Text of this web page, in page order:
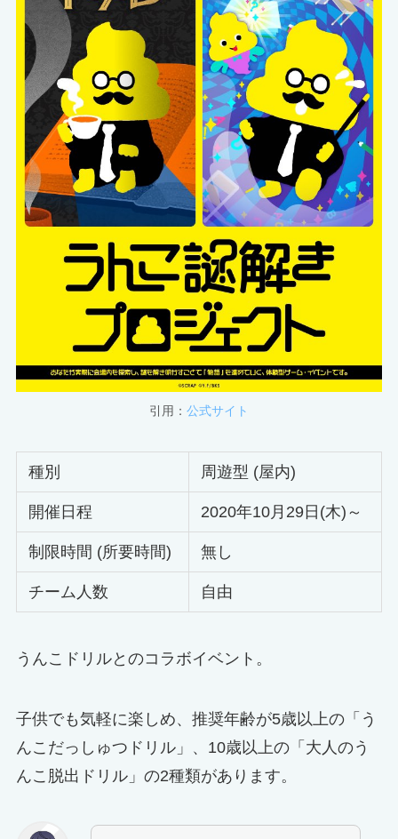
引用： 公式サイト
種別 周遊型 (屋内)
開催日程 2020年10月29日(木)～
制限時間 (所要時間) 無し
チーム人数 自由
うんこドリルとのコラボイベント。
子供でも気軽に楽しめ、推奨年齢が5歳以上の「う
んこだっしゅつドリル」、10歳以上の「大人のう
んこ脱出ドリル」の2種類があります。